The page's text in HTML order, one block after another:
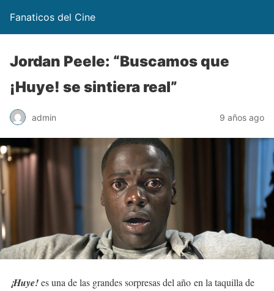
Fanaticos del Cine
Jordan Peele: “Buscamos que
¡Huye! se sintiera real”
admin 9 años ago
¡Huye!es una de las grandes sorpresas del año en la taquilla de